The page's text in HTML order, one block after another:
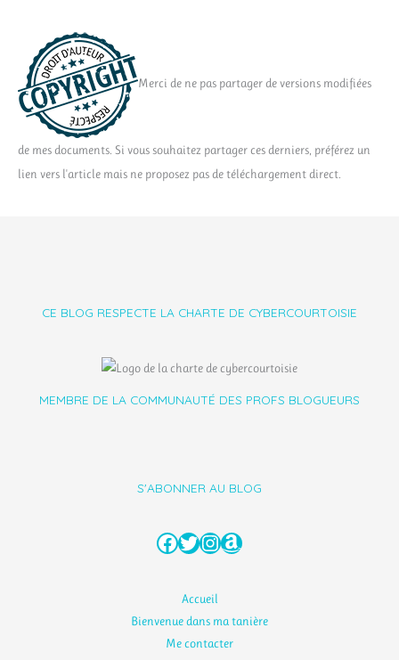
Merci de ne pas partager de versions modifiées
de mes documents. Si vous souhaitez partager ces derniers, préférez un
lien vers l'article mais ne proposez pas de téléchargement direct.
CE BLOG RESPECTE LA CHARTE DE CYBERCOURTOISIE
MEMBRE DE LA COMMUNAUTÉ DES PROFS BLOGUEURS
S'ABONNER AU BLOG
Facebook
Twitter
Instagram
Amazon
Accueil
Bienvenue dans ma tanière
Me contacter